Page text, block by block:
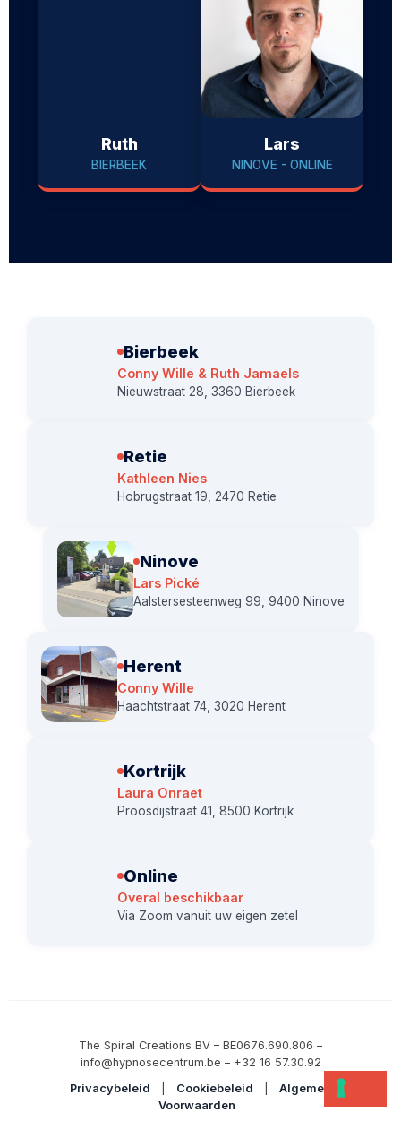
Ruth
BIERBEEK
Lars
NINOVE - ONLINE
Bierbeek
Conny Wille & Ruth Jamaels
Nieuwstraat 28, 3360 Bierbeek
Retie
Kathleen Nies
Hobrugstraat 19, 2470 Retie
Ninove
Lars Pické
Aalstersesteenweg 99, 9400 Ninove
Herent
Conny Wille
Haachtstraat 74, 3020 Herent
Kortrijk
Laura Onraet
Proosdijstraat 41, 8500 Kortrijk
Online
Overal beschikbaar
Via Zoom vanuit uw eigen zetel
The Spiral Creations BV – BE0676.690.806 –
info@hypnosecentrum.be – +32 16 57.30.92
Privacybeleid
Cookiebeleid
Algemene
Voorwaarden